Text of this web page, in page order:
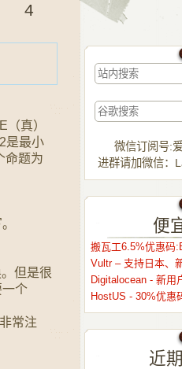
4
真）
是最小
命题为
但是很
个
常注
微信订阅号:
进群请加微信：
便
搬瓦工6.5%优惠码
Vultr – 支持日本、
Digitalocean - 新用
HostUS - 30%优惠
近